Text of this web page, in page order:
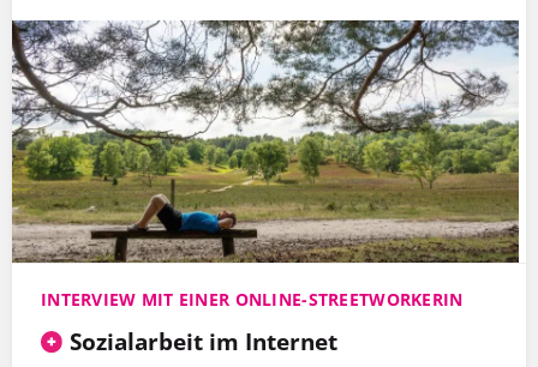
INTERVIEW MIT EINER ONLINE-STREETWORKERIN
Sozialarbeit im Internet